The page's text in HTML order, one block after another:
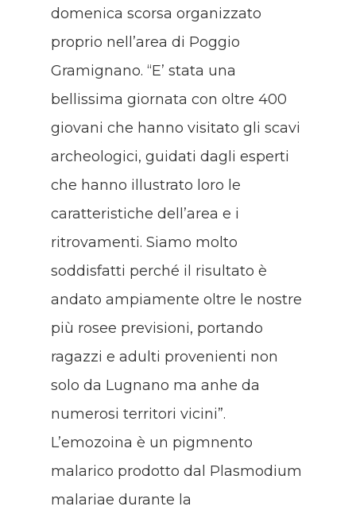
domenica scorsa organizzato
proprio nell’area di Poggio
Gramignano. “E’ stata una
bellissima giornata con oltre 400
giovani che hanno visitato gli scavi
archeologici, guidati dagli esperti
che hanno illustrato loro le
caratteristiche dell’area e i
ritrovamenti. Siamo molto
soddisfatti perché il risultato è
andato ampiamente oltre le nostre
più rosee previsioni, portando
ragazzi e adulti provenienti non
solo da Lugnano ma anhe da
numerosi territori vicini”.
L’emozoina è un pigmnento
malarico prodotto dal Plasmodium
malariae durante la